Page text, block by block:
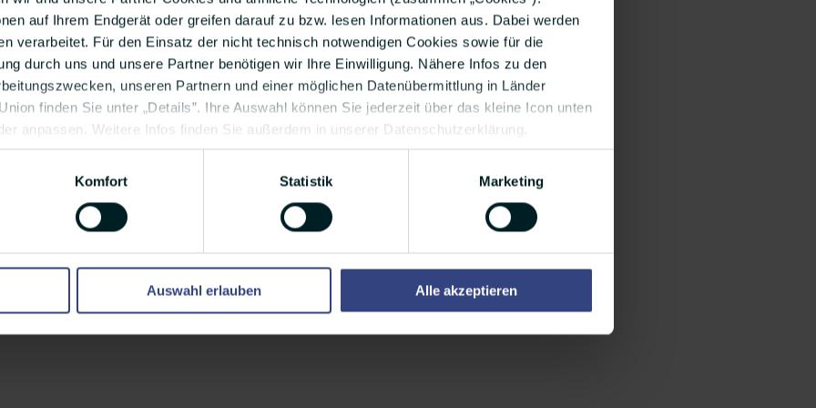
auf Ihrem Endgerät oder greifen darauf zu bzw. lesen Informationen aus. Dabei werden
verarbeitet. Für den Einsatz der nicht technisch notwendigen Cookies sowie für die
durch uns und unsere Partner benötigen wir Ihre Einwilligung. Nähere Infos zu den
unseren Partnern und einer möglichen Datenübermittlung in Länder
finden Sie unter „Details”. Ihre Auswahl können Sie jederzeit über das kleine Icon unten
anpassen. Weitere Infos finden Sie außerdem in unserer Datenschutzerklärung.
Komfort Statistik Marketing
Auswahl erlauben Alle akzeptieren
Social Media als Quelle nutzen, um sechs Prozentpunkte: 58 Prozent der
mehr als die Hälfte, recherchiert inzwischen bei Facebook, Twitter & Co.